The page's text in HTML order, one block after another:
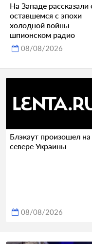
На Западе рассказали
оставшемся с эпохи
холодной войны
шпионском радио
08/08/2026
Блэкаут произошел на
севере Украины
08/08/2026